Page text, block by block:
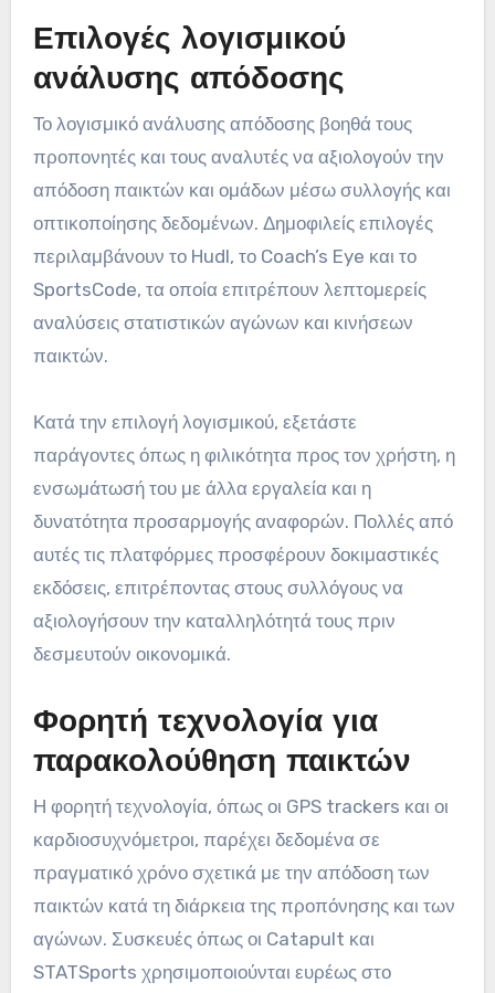
Επιλογές λογισμικού
ανάλυσης απόδοσης
Το λογισμικό ανάλυσης απόδοσης βοηθά τους
προπονητές και τους αναλυτές να αξιολογούν την
απόδοση παικτών και ομάδων μέσω συλλογής και
οπτικοποίησης δεδομένων. Δημοφιλείς επιλογές
περιλαμβάνουν το Hudl, το Coach’s Eye και το
SportsCode, τα οποία επιτρέπουν λεπτομερείς
αναλύσεις στατιστικών αγώνων και κινήσεων
παικτών.
Κατά την επιλογή λογισμικού, εξετάστε
παράγοντες όπως η φιλικότητα προς τον χρήστη, η
ενσωμάτωσή του με άλλα εργαλεία και η
δυνατότητα προσαρμογής αναφορών. Πολλές από
αυτές τις πλατφόρμες προσφέρουν δοκιμαστικές
εκδόσεις, επιτρέποντας στους συλλόγους να
αξιολογήσουν την καταλληλότητά τους πριν
δεσμευτούν οικονομικά.
Φορητή τεχνολογία για
παρακολούθηση παικτών
Η φορητή τεχνολογία, όπως οι GPS trackers και οι
καρδιοσυχνόμετροι, παρέχει δεδομένα σε
πραγματικό χρόνο σχετικά με την απόδοση των
παικτών κατά τη διάρκεια της προπόνησης και των
αγώνων. Συσκευές όπως οι Catapult και
STATSports χρησιμοποιούνται ευρέως στο